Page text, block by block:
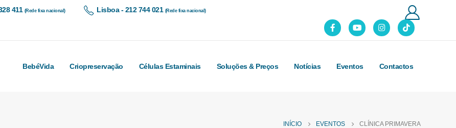
411 (Rede fixa nacional) Lisboa - 212 744 021 (Rede fixa nacional)
BebéVida Criopreservação Células Estaminais Soluções & Preços Notícias Eventos Contactos
INÍCIO EVENTOS CLÍNICA PRIMAVERA